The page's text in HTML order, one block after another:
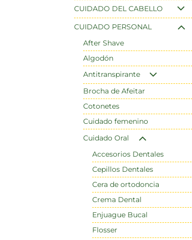
CUIDADO DEL CABELLO
CUIDADO PERSONAL
After Shave
Algodón
Antitranspirante
Brocha de Afeitar
Cotonetes
Cuidado femenino
Cuidado Oral
Accesorios Dentales
Cepillos Dentales
Cera de ortodoncia
Crema Dental
Enjuague Bucal
Flosser